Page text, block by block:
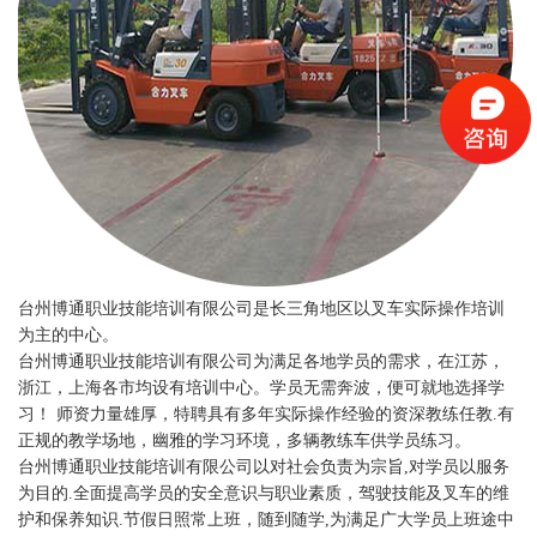
台州博通职业技能培训有限公司是长三角地区以叉车实际操作培训
为主的中心。
台州博通职业技能培训有限公司为满足各地学员的需求，在江苏，
浙江，上海各市均设有培训中心。学员无需奔波，便可就地选择学
习！ 师资力量雄厚，特聘具有多年实际操作经验的资深教练任教.有
正规的教学场地，幽雅的学习环境，多辆教练车供学员练习。
台州博通职业技能培训有限公司以对社会负责为宗旨,对学员以服务
为目的.全面提高学员的安全意识与职业素质，驾驶技能及叉车的维
护和保养知识.节假日照常上班，随到随学,为满足广大学员上班途中